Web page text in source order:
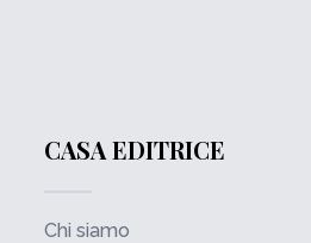
CASA EDITRICE
Chi siamo